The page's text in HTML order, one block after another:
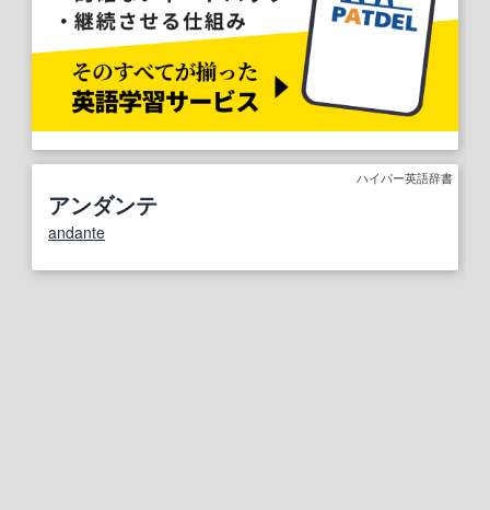
ハイパー英語辞書
アンダンテ
andante